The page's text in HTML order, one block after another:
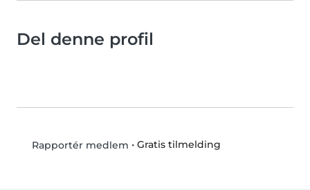
Del denne profil
Rapportér medlem • Gratis tilmelding